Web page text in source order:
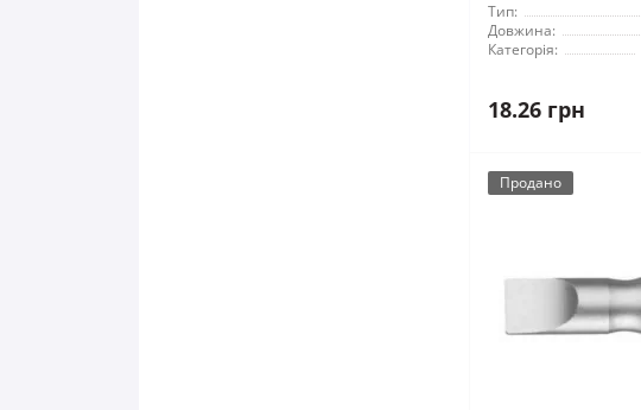
Тип:
Довжина:
Категорія:
18.26 грн
Продано